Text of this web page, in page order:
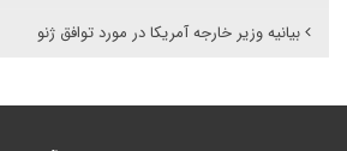
بیانیه وزیر خارجه آمریکا در مورد توافق ژنو